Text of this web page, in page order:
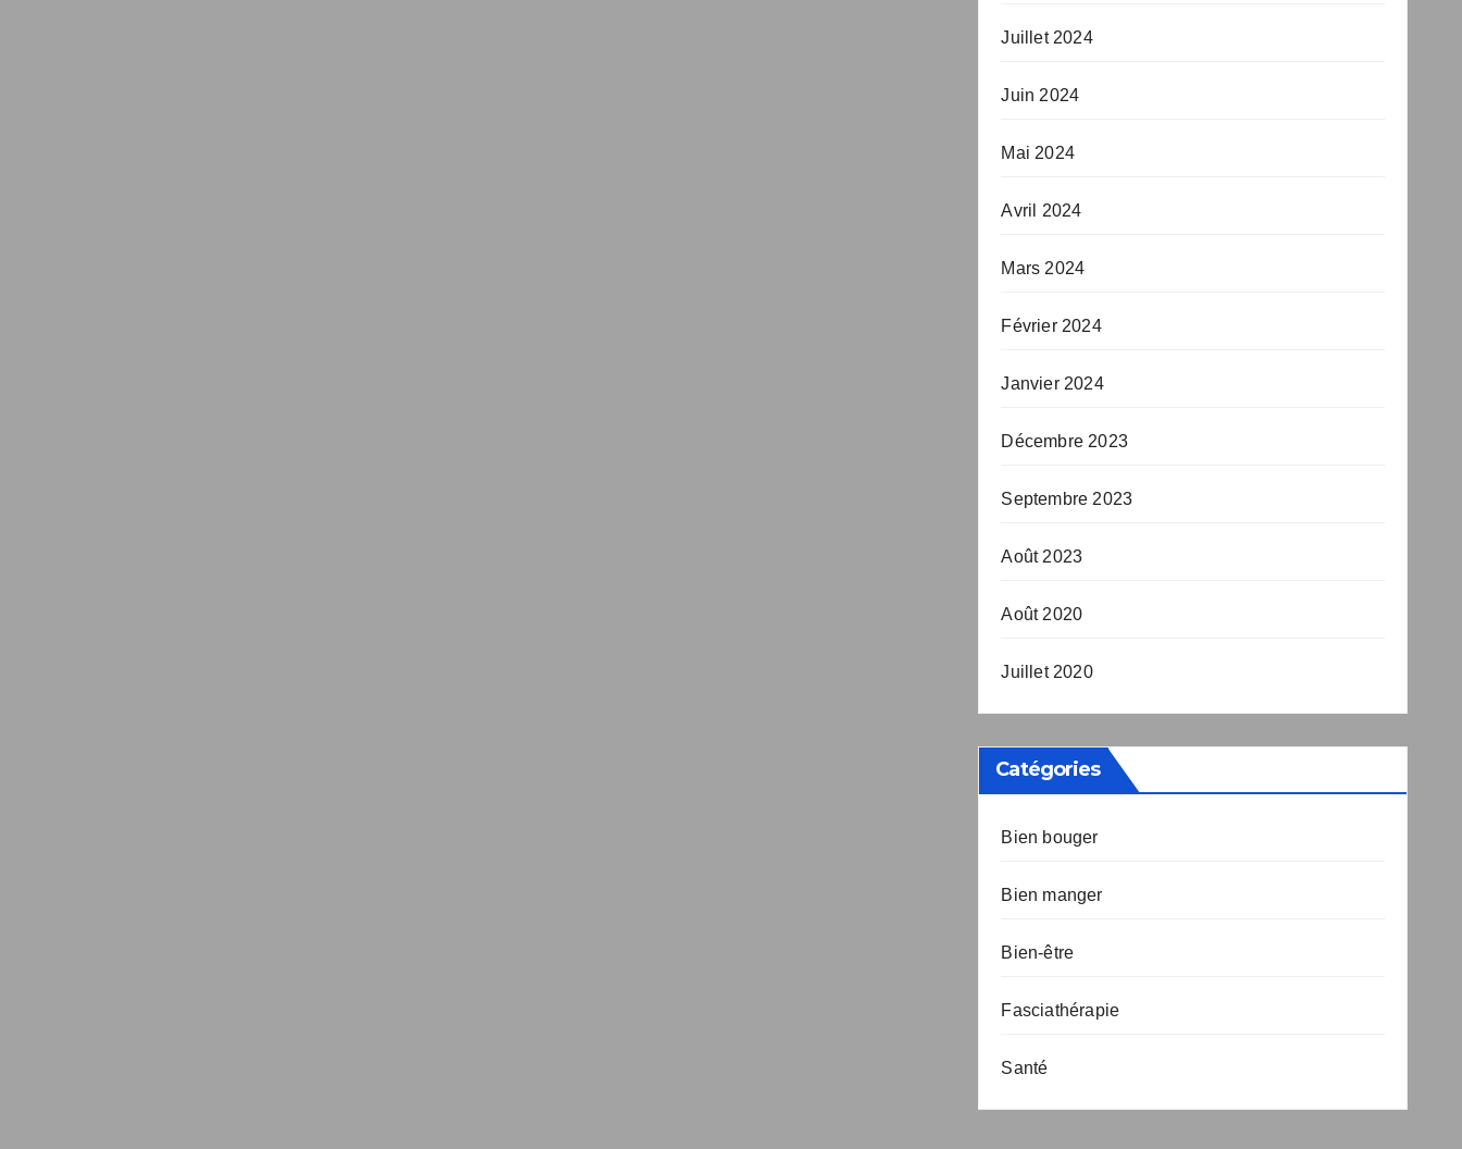
Juillet 2024
Juin 2024
Mai 2024
Avril 2024
Mars 2024
Février 2024
Janvier 2024
Décembre 2023
Septembre 2023
Août 2023
Août 2020
Juillet 2020
Catégories
Bien bouger
Bien manger
Bien-être
Fasciathérapie
Santé